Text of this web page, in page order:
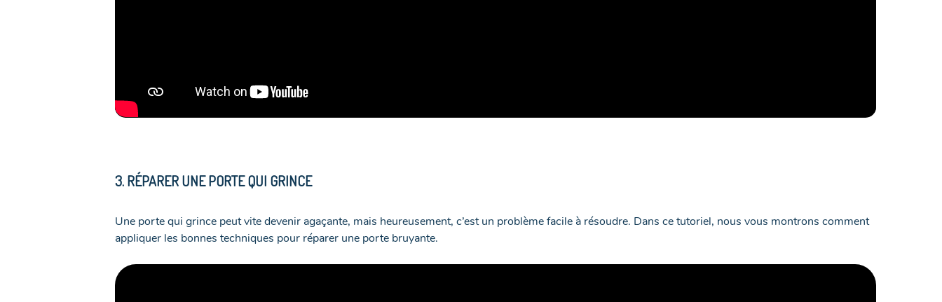
3. RÉPARER UNE PORTE QUI GRINCE
Une porte qui grince peut vite devenir agaçante, mais heureusement, c’est un problème facile à résoudre. Dans ce tutoriel, nous vous montrons comment
appliquer les bonnes techniques pour réparer une porte bruyante.